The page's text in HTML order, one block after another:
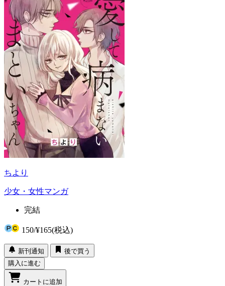
ちより
少女・女性マンガ
完結
150/¥165(税込)
新刊通知
後で買う
購入に進む
カートに追加